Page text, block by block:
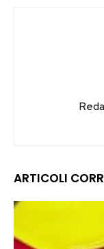
ARTICOLI